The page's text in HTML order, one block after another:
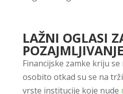
LAŽNI OGLASI
Financijske zamke kriju
osobito otkad su se na
vrste institucije koje nude